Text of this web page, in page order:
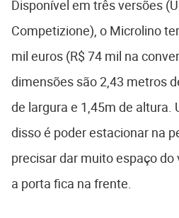
Disponível em três versões
Competizione), o Microlino
mil euros (R$ 74 mil na
dimensões são 2,43 metros
de largura e 1,45m de altura.
disso é poder estacionar na
precisar dar muito espaço do
a porta fica na frente.